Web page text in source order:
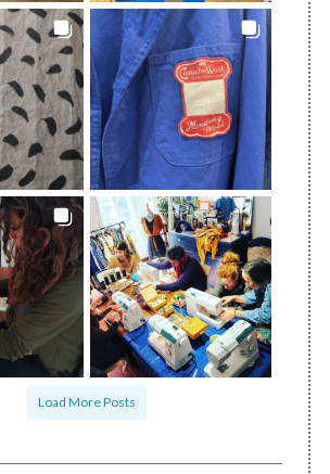
Load More Posts